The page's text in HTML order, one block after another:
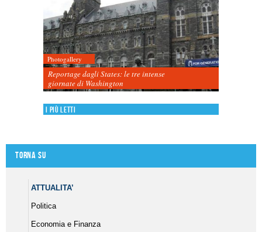
Photogallery
Reportage dagli States: le tre intense
giornate di Washington
I più letti
Torna su
ATTUALITA’
Politica
Economia e Finanza